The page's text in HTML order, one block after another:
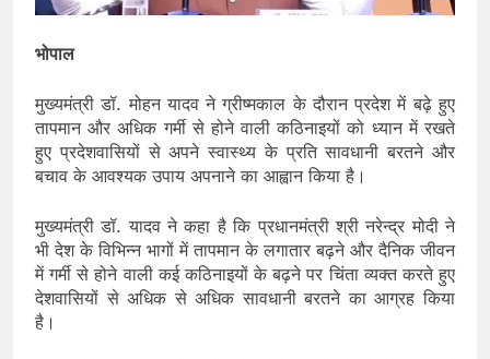
भोपाल
मुख्यमंत्री डॉ. मोहन यादव ने ग्रीष्मकाल के दौरान प्रदेश में बढ़े हुए
तापमान और अधिक गर्मी से होने वाली कठिनाइयों को ध्यान में रखते
हुए प्रदेशवासियों से अपने स्वास्थ्य के प्रति सावधानी बरतने और
बचाव के आवश्यक उपाय अपनाने का आह्वान किया है।
मुख्यमंत्री डॉ. यादव ने कहा है कि प्रधानमंत्री श्री नरेन्द्र मोदी ने
भी देश के विभिन्न भागों में तापमान के लगातार बढ़ने और दैनिक जीवन
में गर्मी से होने वाली कई कठिनाइयों के बढ़ने पर चिंता व्यक्त करते हुए
देशवासियों से अधिक से अधिक सावधानी बरतने का आग्रह किया
है।